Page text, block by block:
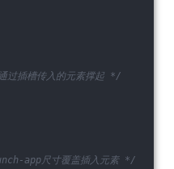
过插槽传入的元素撑起 */
app尺寸覆盖插入元素 */